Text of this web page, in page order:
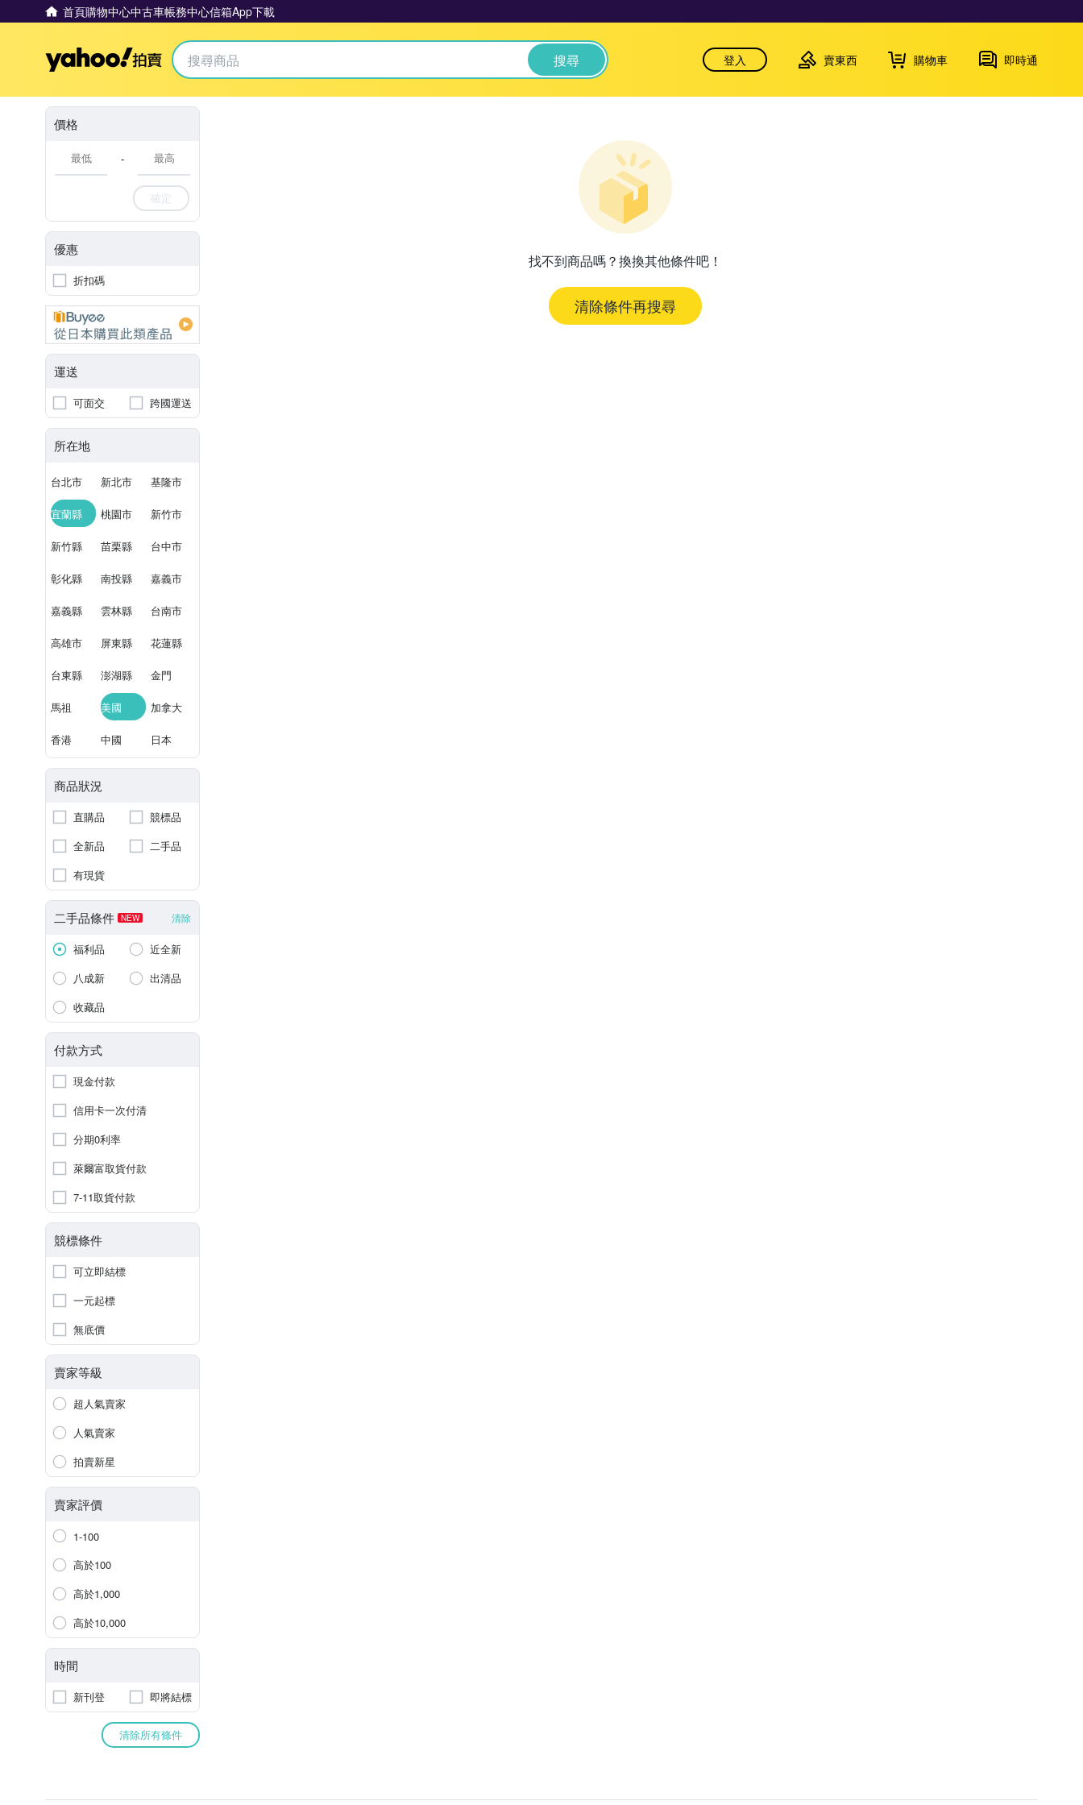
首頁購物中心中古車帳務中心信箱App下載
Yahoo拍賣 搜尋 登入 賣東西 購物車 即時通
價格
-
確定
優惠
折扣碼
運送
可面交 跨國運送
所在地
台北市 新北市 基隆市
宜蘭縣 桃園市 新竹市
新竹縣 苗栗縣 台中市
彰化縣 南投縣 嘉義市
嘉義縣 雲林縣 台南市
高雄市 屏東縣 花蓮縣
台東縣 澎湖縣 金門
馬祖 美國 加拿大
香港 中國 日本
商品狀況
直購品
競標品
全新品
二手品
有現貨
二手品條件 NEW 清除
福利品
近全新
八成新
出清品
收藏品
付款方式
現金付款
信用卡一次付清
分期0利率
萊爾富取貨付款
7-11取貨付款
競標條件
可立即結標
一元起標
無底價
賣家等級
超人氣賣家
人氣賣家
拍賣新星
賣家評價
1-100
高於100
高於1,000
高於10,000
時間
新刊登 即將結標
清除所有條件
找不到商品嗎？換換其他條件吧！
清除條件再搜尋